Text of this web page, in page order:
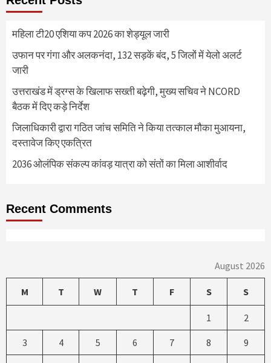
महिला टी20 एशिया कप 2026 का शेड्यूल जारी
उफान पर गंगा और अलकनंदा, 132 सड़कें बंद, 5 जिलों में येलो अलर्ट
जारी
उत्तराखंड में ड्रग्स के खिलाफ सख्ती बढ़ेगी, मुख्य सचिव ने NCORD
बैठक में दिए कड़े निर्देश
जिलाधिकारी द्वारा गठित जांच समिति ने किया तत्काल मौका मुआयना,
दस्तावेज किए एकत्रित
2036 ओलंपिक संकल्प कांवड़ यात्रा को संतों का मिला आशीर्वाद
Recent Comments
August 2026
M T W T F S S
1 2
3 4 5 6 7 8 9